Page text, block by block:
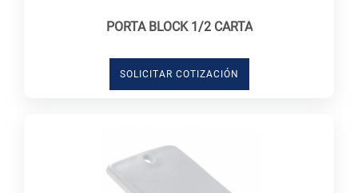
PORTA BLOCK 1/2 CARTA
SOLICITAR COTIZACIÓN